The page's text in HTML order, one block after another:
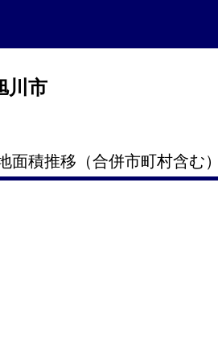
川市
面積推移（合併市町村含む